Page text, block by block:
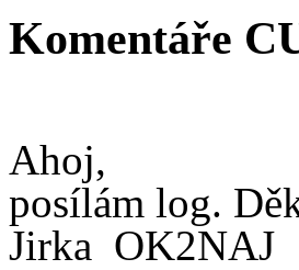
Komentáře
Ahoj,
posílám log.
Jirka OK2NAJ